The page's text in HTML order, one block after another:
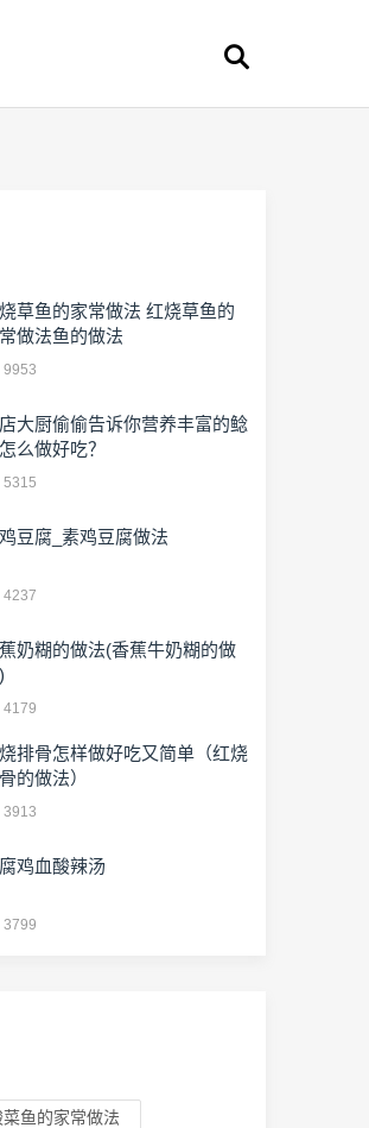
草鱼的家常做法 红烧草鱼的
做法鱼的做法
9953
大厨偷偷告诉你营养丰富的鲶
么做好吃？
5315
豆腐_素鸡豆腐做法
4237
奶糊的做法(香蕉牛奶糊的做
4179
排骨怎样做好吃又简单（红烧
的做法）
3913
鸡血酸辣汤
3799
菜鱼的家常做法